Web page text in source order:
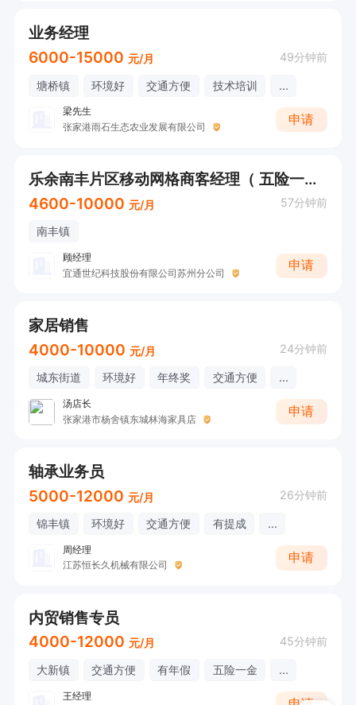
业务经理
6000-15000 元/月 49分钟前
塘桥镇 环境好 交通方便 技术培训 ...
梁先生
张家港雨石生态农业发展有限公司
申请
乐余南丰片区移动网格商客经理（ 五险一金 生日券 各种节假日福利 ）
4600-10000 元/月 57分钟前
南丰镇
顾经理
宜通世纪科技股份有限公司苏州分公司
申请
家居销售
4000-10000 元/月 24分钟前
城东街道 环境好 年终奖 交通方便 ...
汤店长
张家港市杨舍镇东城林海家具店
申请
轴承业务员
5000-12000 元/月 26分钟前
锦丰镇 环境好 交通方便 有提成 ...
周经理
江苏恒长久机械有限公司
申请
内贸销售专员
4000-12000 元/月 45分钟前
大新镇 交通方便 有年假 五险一金 ...
王经理